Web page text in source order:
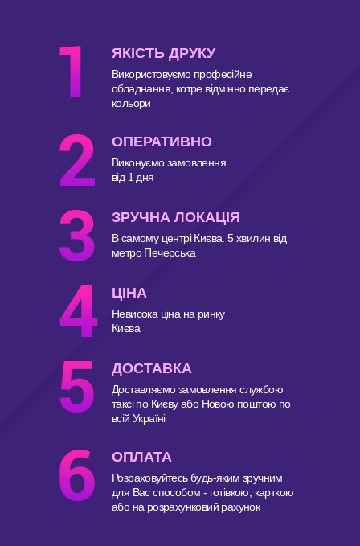
ЯКІСТЬ ДРУКУ
Використовуємо професійне
обладнання, котре відмінно передає
кольори
ОПЕРАТИВНО
Виконуємо замовлення
від 1 дня
ЗРУЧНА ЛОКАЦІЯ
В самому центрі Києва. 5 хвилин від
метро Печерська
ЦІНА
Невисока ціна на ринку
Києва
ДОСТАВКА
Доставляємо замовлення службою
таксі по Києву або Новою поштою по
всій Україні
ОПЛАТА
Розраховуйтесь будь-яким зручним
для Вас способом - готівкою, карткою
або на розрахунковий рахунок